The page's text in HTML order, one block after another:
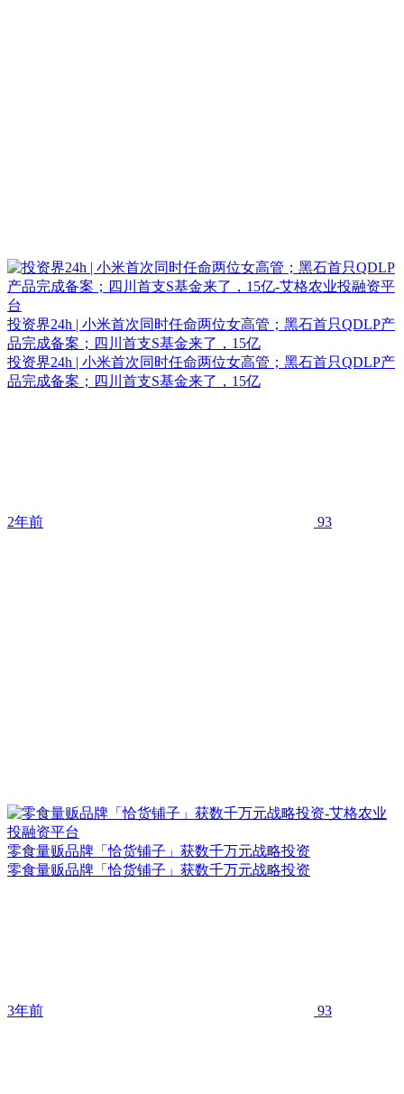
投资界24h | 小米首次同时任命两位女高管；黑石首只QDLP产
品完成备案；四川首支S基金来了，15亿
投资界24h | 小米首次同时任命两位女高管；黑石首只QDLP产
品完成备案；四川首支S基金来了，15亿
2年前 93
零食量贩品牌「恰货铺子」获数千万元战略投资
零食量贩品牌「恰货铺子」获数千万元战略投资
3年前 93